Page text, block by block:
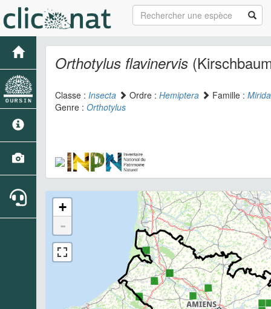
Orthotylus flavinervis
Classe : Insecta Ordre : Hemiptera Famille :
Genre : Orthotylus
+
-